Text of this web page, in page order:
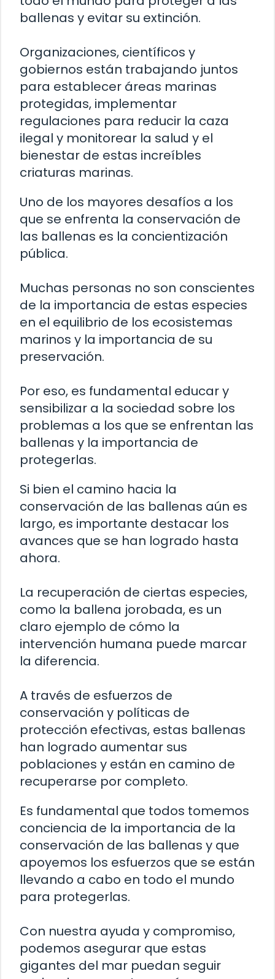
ballenas y evitar su extinción.
Organizaciones, científicos y
gobiernos están trabajando juntos
para establecer áreas marinas
protegidas, implementar
regulaciones para reducir la caza
ilegal y monitorear la salud y el
bienestar de estas increíbles
criaturas marinas.
Uno de los mayores desafíos a los
que se enfrenta la conservación de
las ballenas es la concientización
pública.
Muchas personas no son conscientes
de la importancia de estas especies
en el equilibrio de los ecosistemas
marinos y la importancia de su
preservación.
Por eso, es fundamental educar y
sensibilizar a la sociedad sobre los
problemas a los que se enfrentan las
ballenas y la importancia de
protegerlas.
Si bien el camino hacia la
conservación de las ballenas aún es
largo, es importante destacar los
avances que se han logrado hasta
ahora.
La recuperación de ciertas especies,
como la ballena jorobada, es un
claro ejemplo de cómo la
intervención humana puede marcar
la diferencia.
A través de esfuerzos de
conservación y políticas de
protección efectivas, estas ballenas
han logrado aumentar sus
poblaciones y están en camino de
recuperarse por completo.
Es fundamental que todos tomemos
conciencia de la importancia de la
conservación de las ballenas y que
apoyemos los esfuerzos que se están
llevando a cabo en todo el mundo
para protegerlas.
Con nuestra ayuda y compromiso,
podemos asegurar que estas
gigantes del mar puedan seguir